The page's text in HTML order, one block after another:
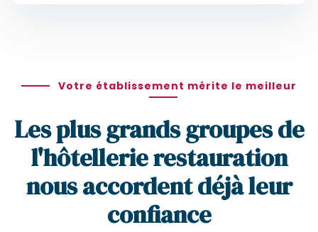
Votre établissement mérite le meilleur
Les plus grands groupes de
l'hôtellerie restauration
nous accordent déjà leur
confiance